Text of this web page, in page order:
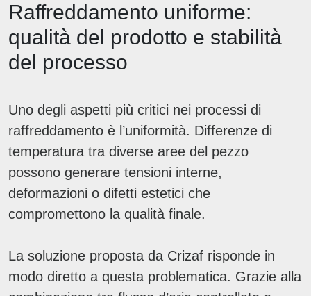
Raffreddamento uniforme:
qualità del prodotto e stabilità
del processo
Uno degli aspetti più critici nei processi di
raffreddamento è l’uniformità. Differenze di
temperatura tra diverse aree del pezzo
possono generare tensioni interne,
deformazioni o difetti estetici che
compromettono la qualità finale.
La soluzione proposta da Crizaf risponde in
modo diretto a questa problematica. Grazie alla